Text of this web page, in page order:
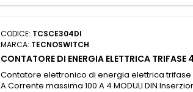
CODICE: TCSCE304DI
MARCA: TECNOSWITCH
CONTATORE DI ENERGIA ELETTRICA TRIFASE 4
Contatore elettronico di energia elettrica trifase
A Corrente massima 100 A 4 MODULI DIN